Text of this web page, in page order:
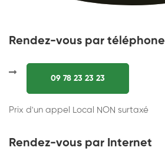
Rendez-vous par téléphone
09 78 23 23 23
Prix d'un appel Local NON surtaxé
Rendez-vous par Internet